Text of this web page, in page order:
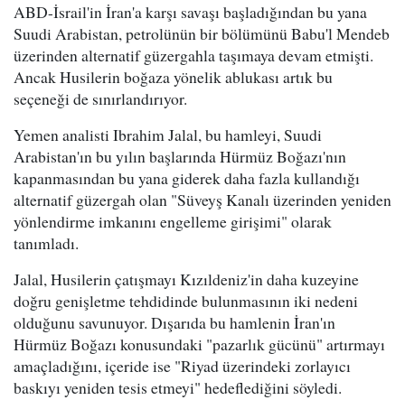
ABD-İsrail'in İran'a karşı savaşı başladığından bu yana
Suudi Arabistan, petrolünün bir bölümünü Babu'l Mendeb
üzerinden alternatif güzergahla taşımaya devam etmişti.
Ancak Husilerin boğaza yönelik ablukası artık bu
seçeneği de sınırlandırıyor.
Yemen analisti Ibrahim Jalal, bu hamleyi, Suudi
Arabistan'ın bu yılın başlarında Hürmüz Boğazı'nın
kapanmasından bu yana giderek daha fazla kullandığı
alternatif güzergah olan "Süveyş Kanalı üzerinden yeniden
yönlendirme imkanını engelleme girişimi" olarak
tanımladı.
Jalal, Husilerin çatışmayı Kızıldeniz'in daha kuzeyine
doğru genişletme tehdidinde bulunmasının iki nedeni
olduğunu savunuyor. Dışarıda bu hamlenin İran'ın
Hürmüz Boğazı konusundaki "pazarlık gücünü" artırmayı
amaçladığını, içeride ise "Riyad üzerindeki zorlayıcı
baskıyı yeniden tesis etmeyi" hedeflediğini söyledi.